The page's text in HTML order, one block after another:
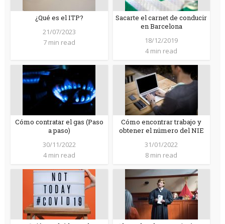
¿Qué es el ITP?
21/07/2023
7 min read
Sacarte el carnet de conducir
en Barcelona
18/12/2019
4 min read
Cómo contratar el gas (Paso
a paso)
30/11/2022
4 min read
Cómo encontrar trabajo y
obtener el número del NIE
31/01/2022
8 min read